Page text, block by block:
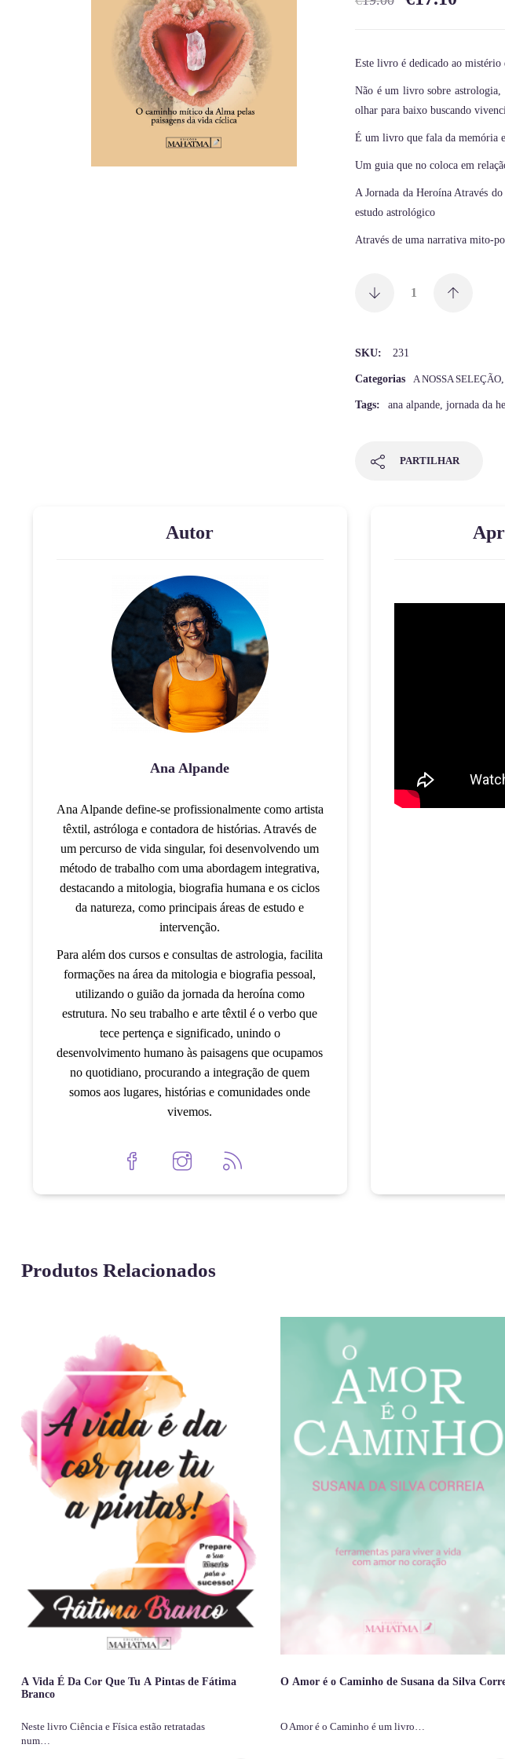
Este livro é dedicado ao mistério
Não é um livro sobre astrologia,
olhar para baixo buscando
É um livro que fala da memória
Um guia que no coloca em
A Jornada da Heroína Através
estudo astrológico
Através de uma narrativa mito-
SKU: 231
Categorias A NOSSA SELEÇÃO,
Tags: ana alpande, jornada da
PARTILHAR
Autor
Ana Alpande
Ana Alpande define-se profissionalmente como artista
têxtil, astróloga e contadora de histórias. Através de
um percurso de vida singular, foi desenvolvendo um
método de trabalho com uma abordagem integrativa,
destacando a mitologia, biografia humana e os ciclos
da natureza, como principais áreas de estudo e
intervenção.
Para além dos cursos e consultas de astrologia, facilita
formações na área da mitologia e biografia pessoal,
utilizando o guião da jornada da heroína como
estrutura. No seu trabalho e arte têxtil é o verbo que
tece pertença e significado, unindo o
desenvolvimento humano às paisagens que ocupamos
no quotidiano, procurando a integração de quem
somos aos lugares, histórias e comunidades onde
vivemos.
Produtos Relacionados
A Vida É Da Cor Que Tu A Pintas de Fátima
Branco
Neste livro Ciência e Física estão retratadas
num…
O Amor é o Caminho de Susana da Silva
O Amor é o Caminho é um livro…